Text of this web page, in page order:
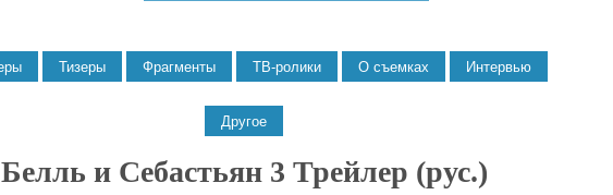
Белль и Себастьян 3 Трейлер (рус.)